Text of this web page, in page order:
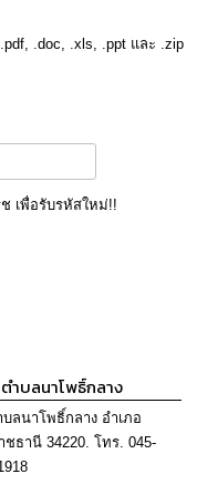
.doc, .xls, .ppt และ .zip
เพื่อรับรหัสใหม่!!
ำบลนาโพธิ์กลาง
ลนาโพธิ์กลาง อำเภอ
ธานี 34220. โทร. 045-